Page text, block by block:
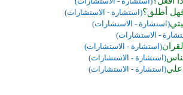
أطلق؟(استشارة - الاستشارات)
(استشارة - الاستشارات)
- الاستشارات)
(استشارة - الاستشارات)
(استشارة - الاستشارات)
(استشارة - الاستشارات)